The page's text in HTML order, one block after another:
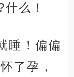
么！
睡！偏偏
了孕，